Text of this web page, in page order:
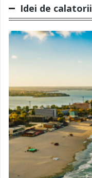
Idei de calatorii